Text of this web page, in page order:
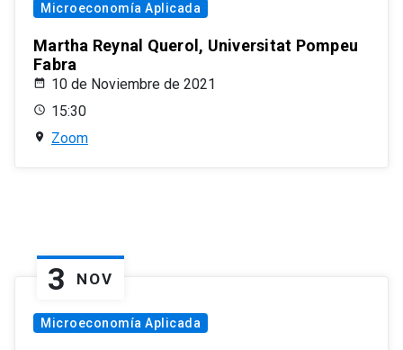
Microeconomía Aplicada
Martha Reynal Querol, Universitat Pompeu
Fabra
10 de Noviembre de 2021
15:30
Zoom
3 NOV
Microeconomía Aplicada